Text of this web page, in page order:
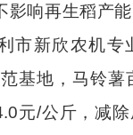
影响再生稻产
市新欣农机专
基地，马铃薯
元/公斤，减